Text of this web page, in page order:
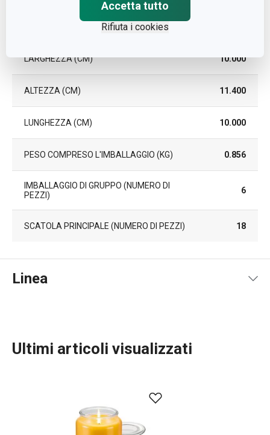
Accetta tutto
Rifiuta i cookies
LARGHEZZA (CM) 10.000
ALTEZZA (CM) 11.400
LUNGHEZZA (CM) 10.000
PESO COMPRESO L'IMBALLAGGIO (KG) 0.856
IMBALLAGGIO DI GRUPPO (NUMERO DI
PEZZI)
6
SCATOLA PRINCIPALE (NUMERO DI PEZZI) 18
Linea
TESCOMA HOME
Ultimi articoli visualizzati